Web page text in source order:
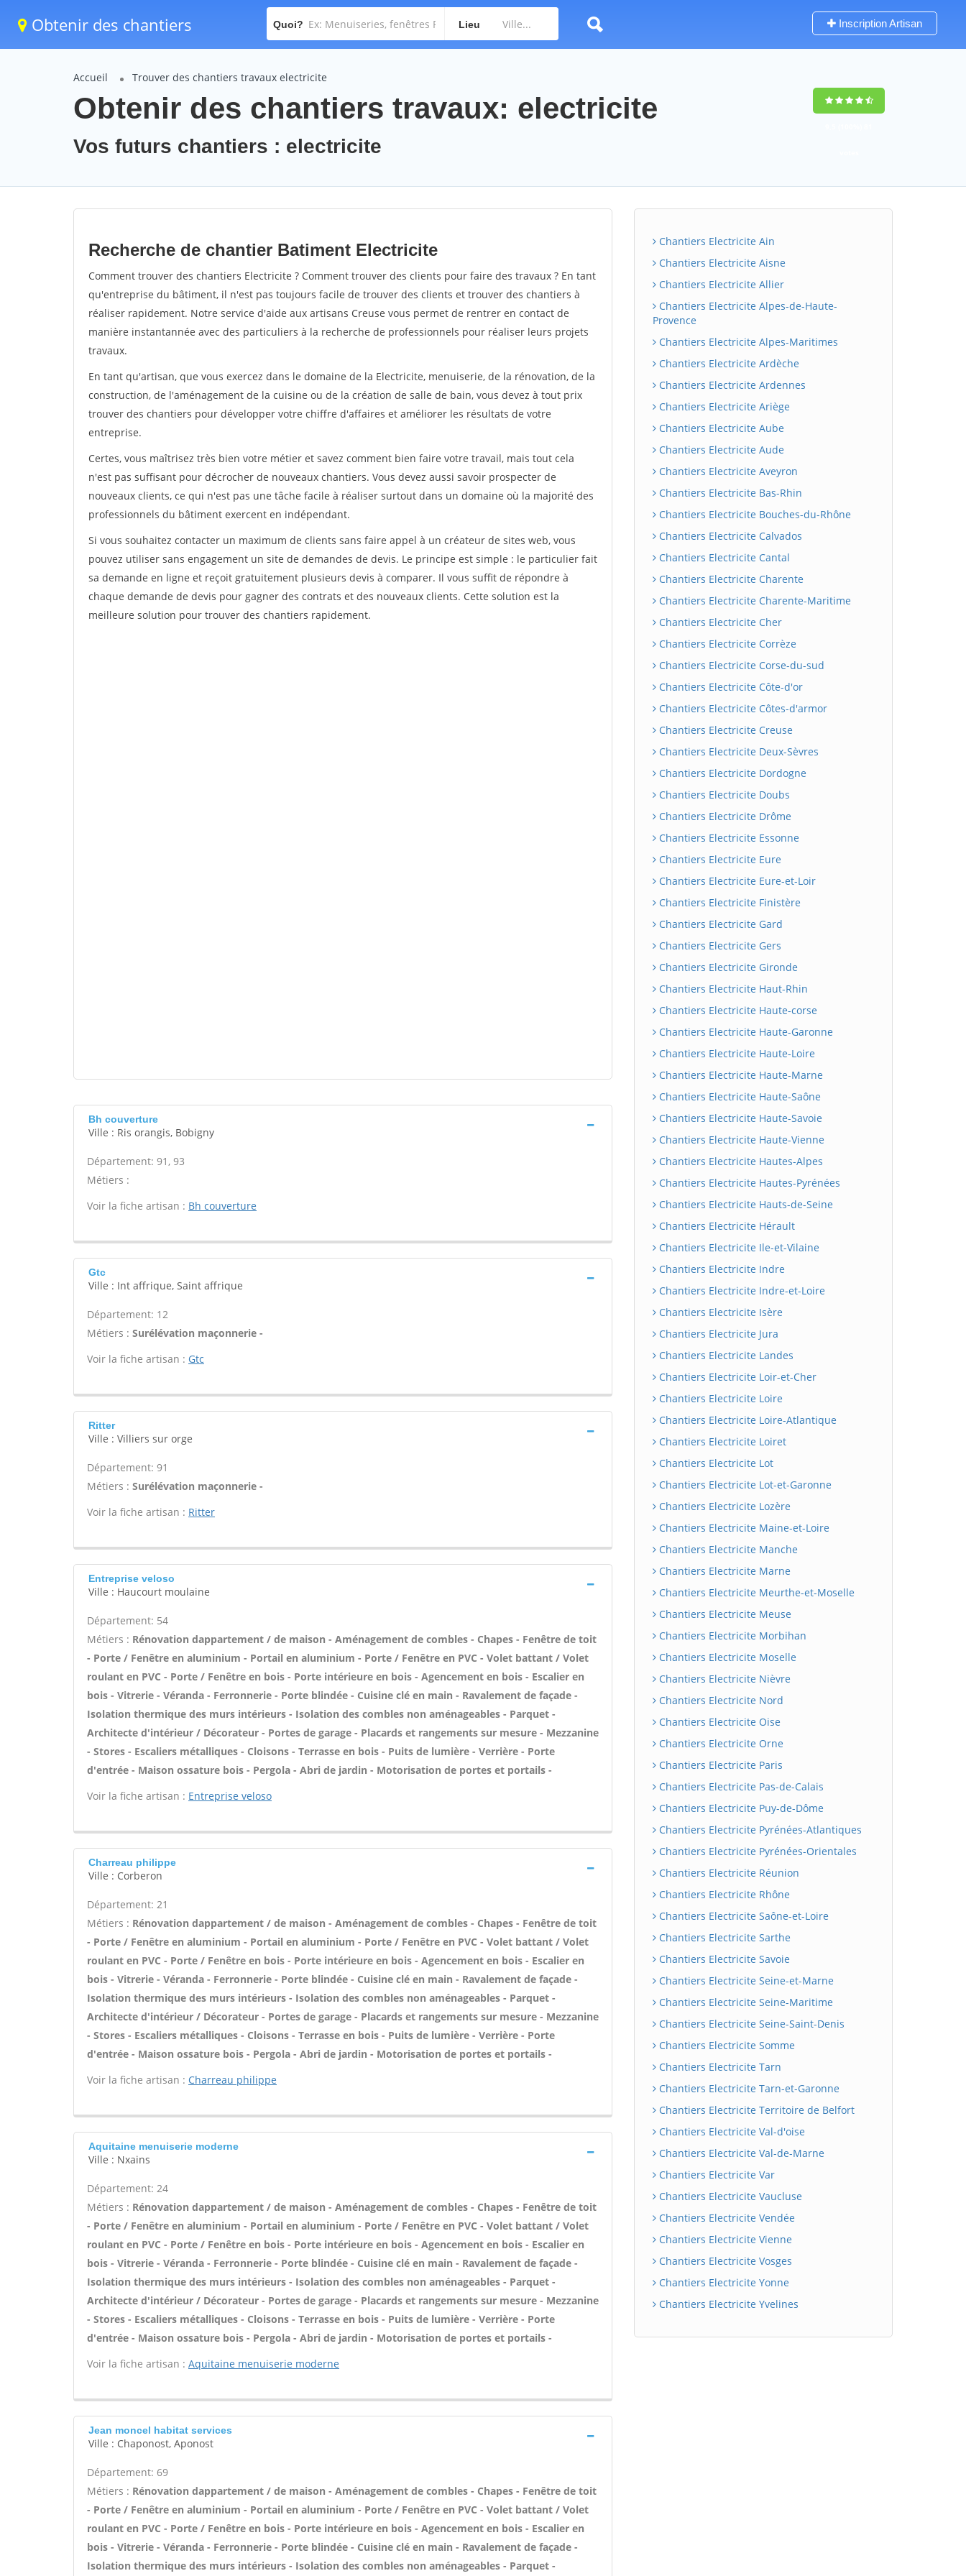
Obtenir des chantiers Quoi? Lieu Inscription Artisan
Accueil Trouver des chantiers travaux electricite
Obtenir des chantiers travaux: electricite
Vos futurs chantiers : electricite
Recherche de chantier Batiment Electricite
Comment trouver des chantiers Electricite ? Comment trouver des clients pour faire des travaux ? En tant
qu'entreprise du bâtiment, il n'est pas toujours facile de trouver des clients et trouver des chantiers à
réaliser rapidement. Notre service d'aide aux artisans Creuse vous permet de rentrer en contact de
manière instantannée avec des particuliers à la recherche de professionnels pour réaliser leurs projets
travaux.
En tant qu'artisan, que vous exercez dans le domaine de la Electricite, menuiserie, de la rénovation, de la
construction, de l'aménagement de la cuisine ou de la création de salle de bain, vous devez à tout prix
trouver des chantiers pour développer votre chiffre d'affaires et améliorer les résultats de votre
entreprise.
Certes, vous maîtrisez très bien votre métier et savez comment bien faire votre travail, mais tout cela
n'est pas suffisant pour décrocher de nouveaux chantiers. Vous devez aussi savoir prospecter de
nouveaux clients, ce qui n'est pas une tâche facile à réaliser surtout dans un domaine où la majorité des
professionnels du bâtiment exercent en indépendant.
Si vous souhaitez contacter un maximum de clients sans faire appel à un créateur de sites web, vous
pouvez utiliser sans engagement un site de demandes de devis. Le principe est simple : le particulier fait
sa demande en ligne et reçoit gratuitement plusieurs devis à comparer. Il vous suffit de répondre à
chaque demande de devis pour gagner des contrats et des nouveaux clients. Cette solution est la
meilleure solution pour trouver des chantiers rapidement.
Bh couverture
Ville : Ris orangis, Bobigny
Département: 91, 93
Métiers :
Voir la fiche artisan : Bh couverture
Gtc
Ville : Int affrique, Saint affrique
Département: 12
Métiers : Surélévation maçonnerie -
Voir la fiche artisan : Gtc
Ritter
Ville : Villiers sur orge
Département: 91
Métiers : Surélévation maçonnerie -
Voir la fiche artisan : Ritter
Entreprise veloso
Ville : Haucourt moulaine
Département: 54
Métiers : Rénovation dappartement / de maison - Aménagement de combles - Chapes - Fenêtre de toit
- Porte / Fenêtre en aluminium - Portail en aluminium - Porte / Fenêtre en PVC - Volet battant / Volet
roulant en PVC - Porte / Fenêtre en bois - Porte intérieure en bois - Agencement en bois - Escalier en
bois - Vitrerie - Véranda - Ferronnerie - Porte blindée - Cuisine clé en main - Ravalement de façade -
Isolation thermique des murs intérieurs - Isolation des combles non aménageables - Parquet -
Architecte d'intérieur / Décorateur - Portes de garage - Placards et rangements sur mesure - Mezzanine
- Stores - Escaliers métalliques - Cloisons - Terrasse en bois - Puits de lumière - Verrière - Porte
d'entrée - Maison ossature bois - Pergola - Abri de jardin - Motorisation de portes et portails -
Voir la fiche artisan : Entreprise veloso
Charreau philippe
Ville : Corberon
Département: 21
Métiers : Rénovation dappartement / de maison - Aménagement de combles - Chapes - Fenêtre de toit
- Porte / Fenêtre en aluminium - Portail en aluminium - Porte / Fenêtre en PVC - Volet battant / Volet
roulant en PVC - Porte / Fenêtre en bois - Porte intérieure en bois - Agencement en bois - Escalier en
bois - Vitrerie - Véranda - Ferronnerie - Porte blindée - Cuisine clé en main - Ravalement de façade -
Isolation thermique des murs intérieurs - Isolation des combles non aménageables - Parquet -
Architecte d'intérieur / Décorateur - Portes de garage - Placards et rangements sur mesure - Mezzanine
- Stores - Escaliers métalliques - Cloisons - Terrasse en bois - Puits de lumière - Verrière - Porte
d'entrée - Maison ossature bois - Pergola - Abri de jardin - Motorisation de portes et portails -
Voir la fiche artisan : Charreau philippe
Aquitaine menuiserie moderne
Ville : Nxains
Département: 24
Métiers : Rénovation dappartement / de maison - Aménagement de combles - Chapes - Fenêtre de toit
- Porte / Fenêtre en aluminium - Portail en aluminium - Porte / Fenêtre en PVC - Volet battant / Volet
roulant en PVC - Porte / Fenêtre en bois - Porte intérieure en bois - Agencement en bois - Escalier en
bois - Vitrerie - Véranda - Ferronnerie - Porte blindée - Cuisine clé en main - Ravalement de façade -
Isolation thermique des murs intérieurs - Isolation des combles non aménageables - Parquet -
Architecte d'intérieur / Décorateur - Portes de garage - Placards et rangements sur mesure - Mezzanine
- Stores - Escaliers métalliques - Cloisons - Terrasse en bois - Puits de lumière - Verrière - Porte
d'entrée - Maison ossature bois - Pergola - Abri de jardin - Motorisation de portes et portails -
Voir la fiche artisan : Aquitaine menuiserie moderne
Jean moncel habitat services
Ville : Chaponost, Aponost
Département: 69
Métiers : Rénovation dappartement / de maison - Aménagement de combles - Chapes - Fenêtre de toit
- Porte / Fenêtre en aluminium - Portail en aluminium - Porte / Fenêtre en PVC - Volet battant / Volet
roulant en PVC - Porte / Fenêtre en bois - Porte intérieure en bois - Agencement en bois - Escalier en
bois - Vitrerie - Véranda - Ferronnerie - Porte blindée - Cuisine clé en main - Ravalement de façade -
Isolation thermique des murs intérieurs - Isolation des combles non aménageables - Parquet -
Chantiers Electricite Ain
Chantiers Electricite Aisne
Chantiers Electricite Allier
Chantiers Electricite Alpes-de-Haute-
Provence
Chantiers Electricite Alpes-Maritimes
Chantiers Electricite Ardèche
Chantiers Electricite Ardennes
Chantiers Electricite Ariège
Chantiers Electricite Aube
Chantiers Electricite Aude
Chantiers Electricite Aveyron
Chantiers Electricite Bas-Rhin
Chantiers Electricite Bouches-du-Rhône
Chantiers Electricite Calvados
Chantiers Electricite Cantal
Chantiers Electricite Charente
Chantiers Electricite Charente-Maritime
Chantiers Electricite Cher
Chantiers Electricite Corrèze
Chantiers Electricite Corse-du-sud
Chantiers Electricite Côte-d'or
Chantiers Electricite Côtes-d'armor
Chantiers Electricite Creuse
Chantiers Electricite Deux-Sèvres
Chantiers Electricite Dordogne
Chantiers Electricite Doubs
Chantiers Electricite Drôme
Chantiers Electricite Essonne
Chantiers Electricite Eure
Chantiers Electricite Eure-et-Loir
Chantiers Electricite Finistère
Chantiers Electricite Gard
Chantiers Electricite Gers
Chantiers Electricite Gironde
Chantiers Electricite Haut-Rhin
Chantiers Electricite Haute-corse
Chantiers Electricite Haute-Garonne
Chantiers Electricite Haute-Loire
Chantiers Electricite Haute-Marne
Chantiers Electricite Haute-Saône
Chantiers Electricite Haute-Savoie
Chantiers Electricite Haute-Vienne
Chantiers Electricite Hautes-Alpes
Chantiers Electricite Hautes-Pyrénées
Chantiers Electricite Hauts-de-Seine
Chantiers Electricite Hérault
Chantiers Electricite Ile-et-Vilaine
Chantiers Electricite Indre
Chantiers Electricite Indre-et-Loire
Chantiers Electricite Isère
Chantiers Electricite Jura
Chantiers Electricite Landes
Chantiers Electricite Loir-et-Cher
Chantiers Electricite Loire
Chantiers Electricite Loire-Atlantique
Chantiers Electricite Loiret
Chantiers Electricite Lot
Chantiers Electricite Lot-et-Garonne
Chantiers Electricite Lozère
Chantiers Electricite Maine-et-Loire
Chantiers Electricite Manche
Chantiers Electricite Marne
Chantiers Electricite Meurthe-et-Moselle
Chantiers Electricite Meuse
Chantiers Electricite Morbihan
Chantiers Electricite Moselle
Chantiers Electricite Nièvre
Chantiers Electricite Nord
Chantiers Electricite Oise
Chantiers Electricite Orne
Chantiers Electricite Paris
Chantiers Electricite Pas-de-Calais
Chantiers Electricite Puy-de-Dôme
Chantiers Electricite Pyrénées-Atlantiques
Chantiers Electricite Pyrénées-Orientales
Chantiers Electricite Réunion
Chantiers Electricite Rhône
Chantiers Electricite Saône-et-Loire
Chantiers Electricite Sarthe
Chantiers Electricite Savoie
Chantiers Electricite Seine-et-Marne
Chantiers Electricite Seine-Maritime
Chantiers Electricite Seine-Saint-Denis
Chantiers Electricite Somme
Chantiers Electricite Tarn
Chantiers Electricite Tarn-et-Garonne
Chantiers Electricite Territoire de Belfort
Chantiers Electricite Val-d'oise
Chantiers Electricite Val-de-Marne
Chantiers Electricite Var
Chantiers Electricite Vaucluse
Chantiers Electricite Vendée
Chantiers Electricite Vienne
Chantiers Electricite Vosges
Chantiers Electricite Yonne
Chantiers Electricite Yvelines